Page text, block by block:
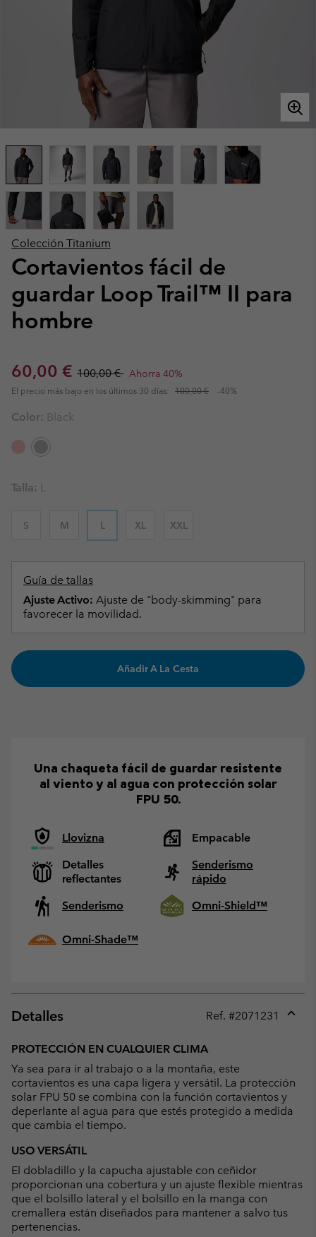
Colección Titanium
Cortavientos fácil de
guardar Loop Trail™ II para
hombre
Sale price:
60,00 € Regular price:
100,00 € Ahorra 40%
El precio más bajo en los últimos 30 días: 100,00 € -40%
Color: Black
Talla: L
S M L XL XXL
Guía de tallas
Ajuste Activo: Ajuste de "body-skimming" para
favorecer la movilidad.
Añadir A La Cesta
Una chaqueta fácil de guardar resistente
al viento y al agua con protección solar
FPU 50.
Llovizna
Empacable
Detalles
reflectantes
Senderismo
rápido
Senderismo
Omni-Shield™
Omni-Shade™
Detalles Ref. #2071231
PROTECCIÓN EN CUALQUIER CLIMA
Ya sea para ir al trabajo o a la montaña, este
cortavientos es una capa ligera y versátil. La protección
solar FPU 50 se combina con la función cortavientos y
deperlante al agua para que estés protegido a medida
que cambia el tiempo.
USO VERSÁTIL
El dobladillo y la capucha ajustable con ceñidor
proporcionan una cobertura y un ajuste flexible mientras
que el bolsillo lateral y el bolsillo en la manga con
cremallera están diseñados para mantener a salvo tus
pertenencias.